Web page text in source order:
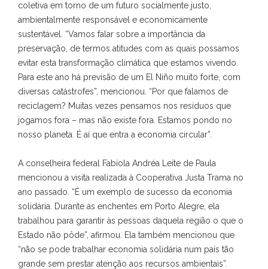
coletiva em torno de um futuro socialmente justo,
ambientalmente responsável e economicamente
sustentável. “Vamos falar sobre a importância da
preservação, de termos atitudes com as quais possamos
evitar esta transformação climática que estamos vivendo.
Para este ano há previsão de um El Niño muito forte, com
diversas catástrofes”, mencionou. “Por que falamos de
reciclagem? Muitas vezes pensamos nos resíduos que
jogamos fora – mas não existe fora. Estamos pondo no
nosso planeta. É aí que entra a economia circular”.
A conselheira federal Fabíola Andréa Leite de Paula
mencionou a visita realizada à Cooperativa Justa Trama no
ano passado. “É um exemplo de sucesso da economia
solidária. Durante as enchentes em Porto Alegre, ela
trabalhou para garantir às pessoas daquela região o que o
Estado não pôde”, afirmou. Ela também mencionou que
“não se pode trabalhar economia solidária num país tão
grande sem prestar atenção aos recursos ambientais”.